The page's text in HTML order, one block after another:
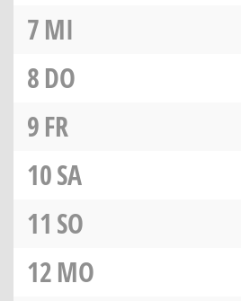
7MI
8DO
9FR
10SA
11 SO
12MO